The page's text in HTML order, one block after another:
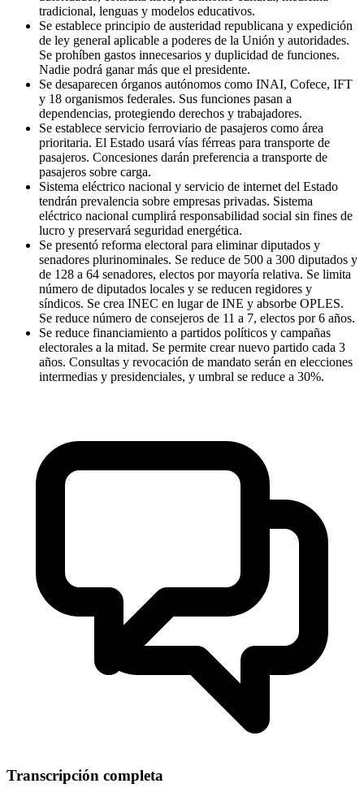
tradicional, lenguas y modelos educativos.
Se establece principio de austeridad republicana y expedición
de ley general aplicable a poderes de la Unión y autoridades.
Se prohíben gastos innecesarios y duplicidad de funciones.
Nadie podrá ganar más que el presidente.
Se desaparecen órganos autónomos como INAI, Cofece, IFT
y 18 organismos federales. Sus funciones pasan a
dependencias, protegiendo derechos y trabajadores.
Se establece servicio ferroviario de pasajeros como área
prioritaria. El Estado usará vías férreas para transporte de
pasajeros. Concesiones darán preferencia a transporte de
pasajeros sobre carga.
Sistema eléctrico nacional y servicio de internet del Estado
tendrán prevalencia sobre empresas privadas. Sistema
eléctrico nacional cumplirá responsabilidad social sin fines de
lucro y preservará seguridad energética.
Se presentó reforma electoral para eliminar diputados y
senadores plurinominales. Se reduce de 500 a 300 diputados y
de 128 a 64 senadores, electos por mayoría relativa. Se limita
número de diputados locales y se reducen regidores y
síndicos. Se crea INEC en lugar de INE y absorbe OPLES.
Se reduce número de consejeros de 11 a 7, electos por 6 años.
Se reduce financiamiento a partidos políticos y campañas
electorales a la mitad. Se permite crear nuevo partido cada 3
años. Consultas y revocación de mandato serán en elecciones
intermedias y presidenciales, y umbral se reduce a 30%.
Transcripción completa